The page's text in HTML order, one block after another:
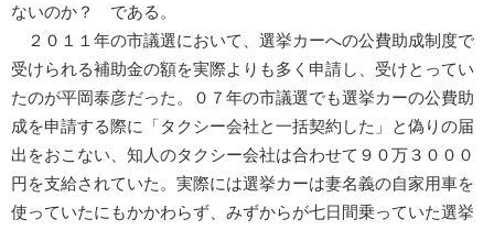
ないのか？ である。
２０１１年の市議選において、選挙カーへの公費助成制度で
受けられる補助金の額を実際よりも多く申請し、受けとってい
たのが平岡泰彦だった。０７年の市議選でも選挙カーの公費助
成を申請する際に「タクシー会社と一括契約した」と偽りの届
出をおこない、知人のタクシー会社は合わせて９０万３０００
円を支給されていた。実際には選挙カーは妻名義の自家用車を
使っていたにもかかわらず、みずからが七日間乗っていた選挙